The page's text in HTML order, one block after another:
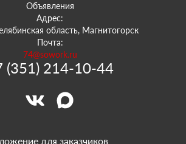
Объявления
Адрес:
область, Магнитогорск
Почта:
74@sowork.ru
(351) 214-10-44
для заказчиков